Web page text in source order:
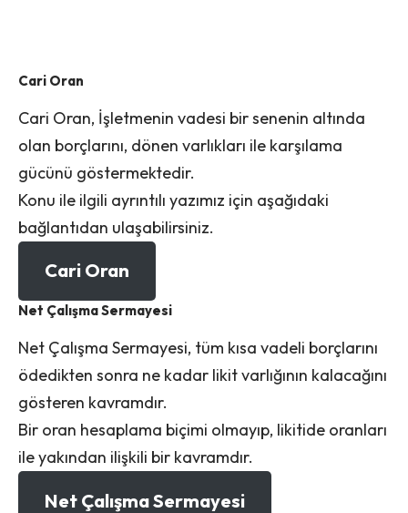
Cari Oran
Cari Oran, İşletmenin vadesi bir senenin altında
olan borçlarını, dönen varlıkları ile karşılama
gücünü göstermektedir.
Konu ile ilgili ayrıntılı yazımız için aşağıdaki
bağlantıdan ulaşabilirsiniz.
Cari Oran
Net Çalışma Sermayesi
Net Çalışma Sermayesi, tüm kısa vadeli borçlarını
ödedikten sonra ne kadar likit varlığının kalacağını
gösteren kavramdır.
Bir oran hesaplama biçimi olmayıp, likitide oranları
ile yakından ilişkili bir kavramdır.
Net Çalışma Sermayesi